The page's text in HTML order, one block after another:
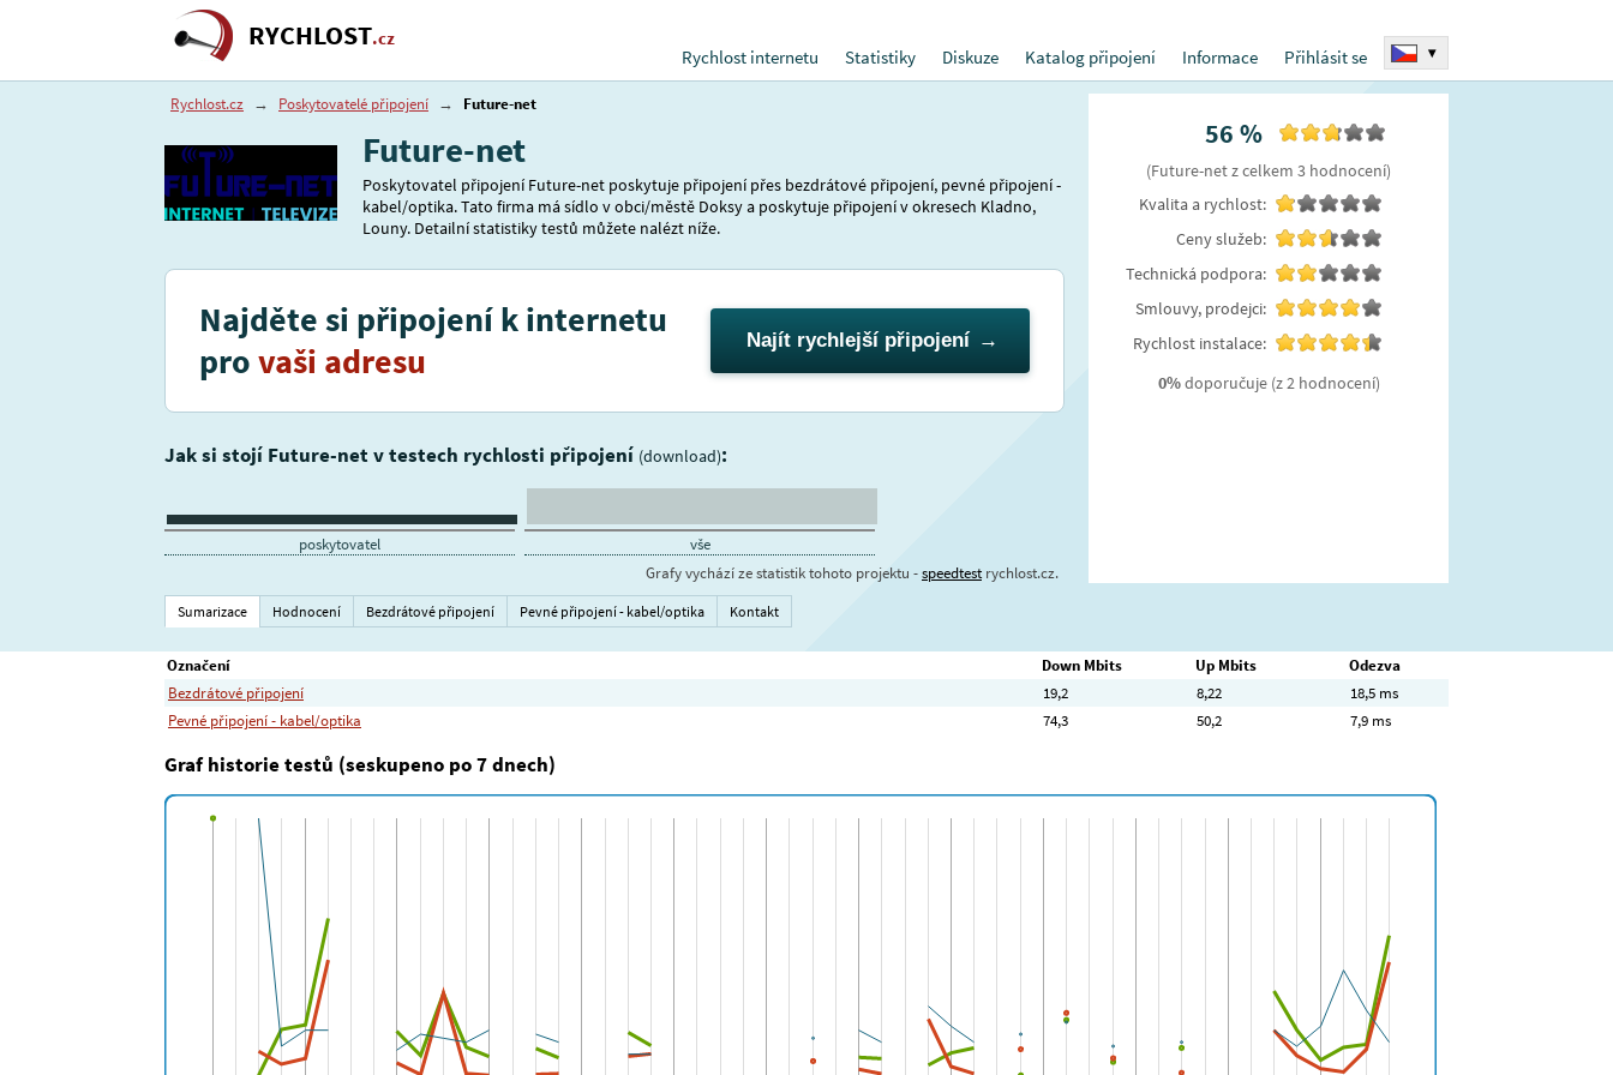
RYCHLOST.cz
Rychlost internetu
Statistiky Diskuze Katalog připojení Informace Přihlásit se ▾
Rychlost.cz → Poskytovatelé připojení → Future-net
Future-net
Poskytovatel připojení Future-net poskytuje připojení přes bezdrátové připojení, pevné připojení -
kabel/optika. Tato firma má sídlo v obci/městě Doksy a poskytuje připojení v okresech Kladno,
Louny. Detailní statistiky testů můžete nalézt níže.
Najděte si připojení k internetu
provaši adresu Najít rychlejší připojení
Jak si stojí Future-net v testech rychlosti připojení (download):
poskytovatel
vše
Grafy vychází ze statistik tohoto projektu -speedtestrychlost.cz.
56 %
(Future-netz celkem 3 hodnocení)
Kvalita a rychlost:
Ceny služeb:
Technická podpora:
Smlouvy, prodejci:
Rychlost instalace:
0%doporučuje(z 2 hodnocení)
Sumarizace Hodnocení Bezdrátové připojení Pevné připojení - kabel/optika Kontakt
Označení Down Mbits Up Mbits
Odezva
Bezdrátové připojení
19,2 8,22
18,5 ms
Pevné připojení - kabel/optika
74,3 50,2 7,9 ms
Graf historie testů (seskupeno po 7 dnech)